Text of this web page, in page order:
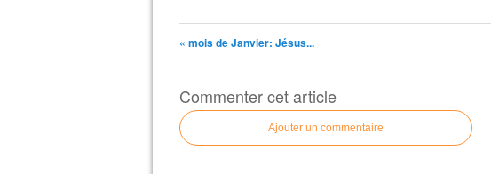
« mois de Janvier: Jésus...
Commenter cet article
Ajouter un commentaire